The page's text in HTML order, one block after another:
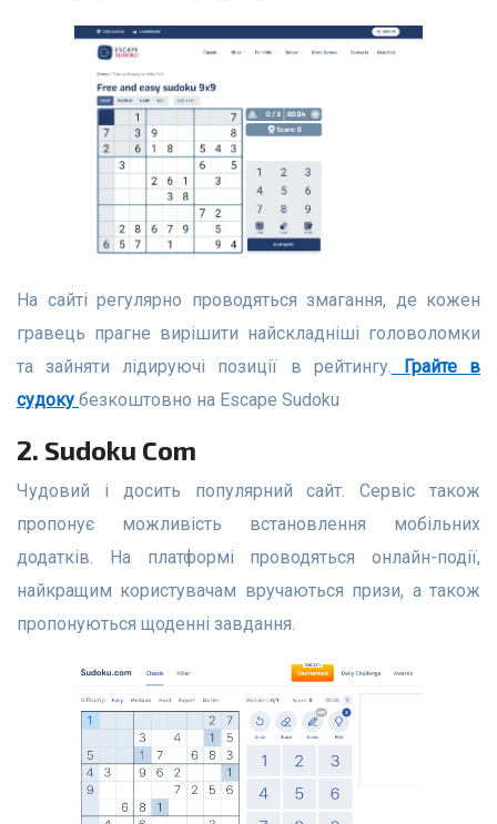
На сайті регулярно проводяться змагання, де кожен
гравець прагне вирішити найскладніші головоломки
та зайняти лідируючі позиції в рейтингу.
Грайте в
судоку безкоштовно на Escape Sudoku
2. Sudoku Com
Чудовий і досить популярний сайт. Сервіс також
пропонує можливість встановлення мобільних
додатків. На платформі проводяться онлайн-події,
найкращим користувачам вручаються призи, а також
пропонуються щоденні завдання.